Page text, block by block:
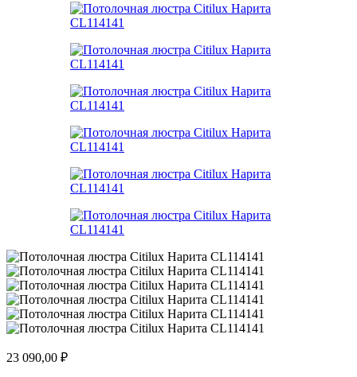
23 090,00 ₽